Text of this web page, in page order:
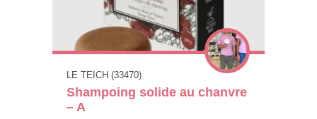
LE TEICH (33470)
Shampoing solide au chanvre
– A